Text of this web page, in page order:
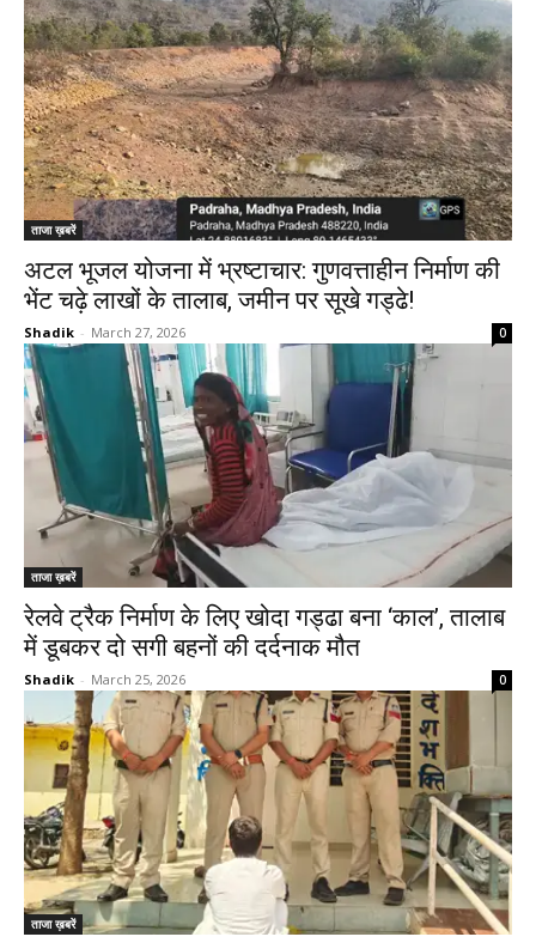
ताजा ख़बरें
अटल भूजल योजना में भ्रष्टाचार: गुणवत्ताहीन निर्माण की
भेंट चढ़े लाखों के तालाब, जमीन पर सूखे गड्ढे!
Shadik - March 27, 2026 0
ताजा ख़बरें
रेलवे ट्रैक निर्माण के लिए खोदा गड्ढा बना ‘काल’, तालाब
में डूबकर दो सगी बहनों की दर्दनाक मौत
Shadik - March 25, 2026 0
ताजा ख़बरें